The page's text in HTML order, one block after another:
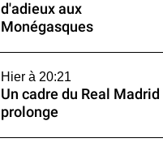
d'adieux aux
Monégasques
Hier à 20:21
Un cadre du Real Madrid
prolonge